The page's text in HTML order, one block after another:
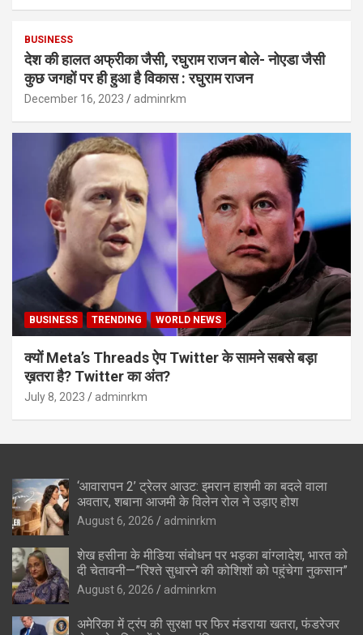
BUSINESS
देश की हालत अफ्रीका जैसी, रघुराम राजन बोले- नोएडा जैसी
कुछ जगहों पर ही हुआ है विकास : रघुराम राजन
December 16, 2023 adminrkm
BUSINESS TRENDING WORLD NEWS
क्यों Meta’s Threads ऐप Twitter के सामने सबसे बड़ा
ख़तरा है? Twitter का अंत?
July 8, 2023 adminrkm
‘आवारापन 2’ ट्रेलर आउट: इमरान हाशमी का बदले वाला
अवतार, शबाना आजमी के विलेन रोल ने उड़ाए होश
August 6, 2026 adminrkm
शेख हसीना के मीडिया संबोधन पर भड़का बांग्लादेश, भारत को
दी चेतावनी—”रिश्ते सुधारने की कोशिशों को पहुंचेगा नुकसान”
August 6, 2026 adminrkm
अमेरिका में ट्रंप की सुरक्षा पर फिर मंडराया खतरा, फंडरेजर